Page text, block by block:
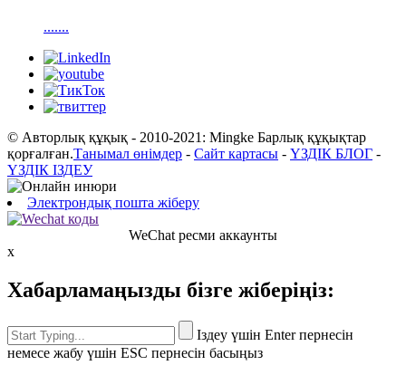
.......
© Авторлық құқық - 2010-2021: Mingke Барлық құқықтар
қорғалған.Танымал өнімдер - Сайт картасы - ҮЗДІК БЛОГ -
ҮЗДІК ІЗДЕУ
Электрондық пошта жіберу
WeChat ресми аккаунты
x
Хабарламаңызды бізге жіберіңіз:
Іздеу үшін Enter пернесін
немесе жабу үшін ESC пернесін басыңыз